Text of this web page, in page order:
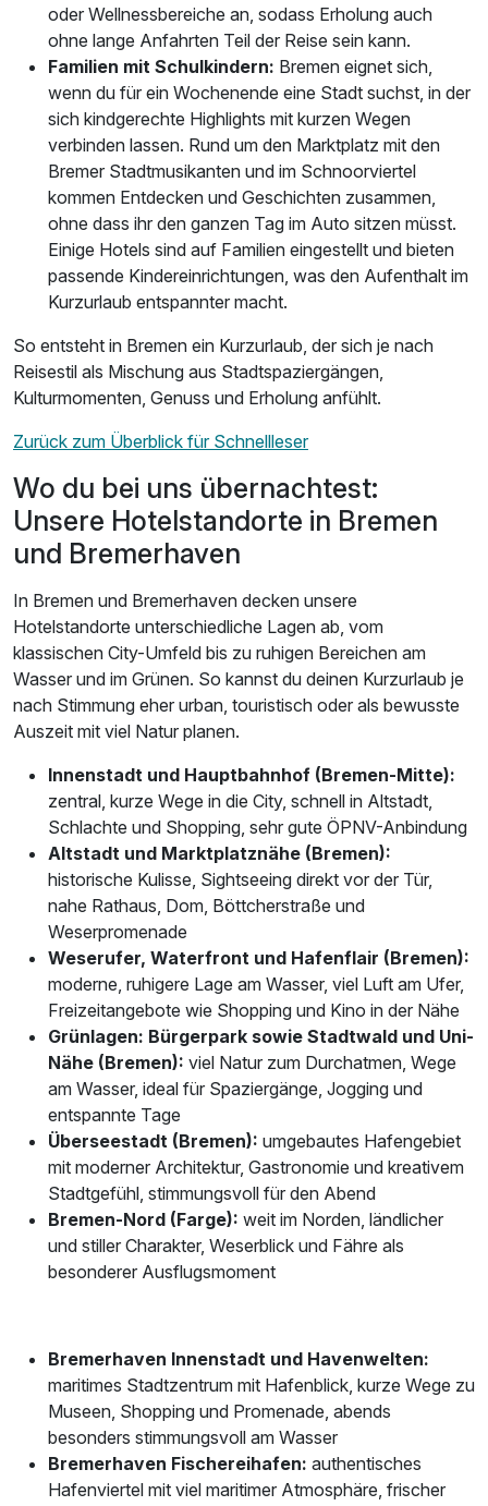
oder Wellnessbereiche an, sodass Erholung auch
ohne lange Anfahrten Teil der Reise sein kann.
Familien mit Schulkindern: Bremen eignet sich,
wenn du für ein Wochenende eine Stadt suchst, in der
sich kindgerechte Highlights mit kurzen Wegen
verbinden lassen. Rund um den Marktplatz mit den
Bremer Stadtmusikanten und im Schnoorviertel
kommen Entdecken und Geschichten zusammen,
ohne dass ihr den ganzen Tag im Auto sitzen müsst.
Einige Hotels sind auf Familien eingestellt und bieten
passende Kindereinrichtungen, was den Aufenthalt im
Kurzurlaub entspannter macht.
So entsteht in Bremen ein Kurzurlaub, der sich je nach
Reisestil als Mischung aus Stadtspaziergängen,
Kulturmomenten, Genuss und Erholung anfühlt.
Zurück zum Überblick für Schnellleser
Wo du bei uns übernachtest:
Unsere Hotelstandorte in Bremen
und Bremerhaven
In Bremen und Bremerhaven decken unsere
Hotelstandorte unterschiedliche Lagen ab, vom
klassischen City-Umfeld bis zu ruhigen Bereichen am
Wasser und im Grünen. So kannst du deinen Kurzurlaub je
nach Stimmung eher urban, touristisch oder als bewusste
Auszeit mit viel Natur planen.
Innenstadt und Hauptbahnhof (Bremen-Mitte):
zentral, kurze Wege in die City, schnell in Altstadt,
Schlachte und Shopping, sehr gute ÖPNV-Anbindung
Altstadt und Marktplatznähe (Bremen):
historische Kulisse, Sightseeing direkt vor der Tür,
nahe Rathaus, Dom, Böttcherstraße und
Weserpromenade
Weserufer, Waterfront und Hafenflair (Bremen):
moderne, ruhigere Lage am Wasser, viel Luft am Ufer,
Freizeitangebote wie Shopping und Kino in der Nähe
Grünlagen: Bürgerpark sowie Stadtwald und Uni-
Nähe (Bremen): viel Natur zum Durchatmen, Wege
am Wasser, ideal für Spaziergänge, Jogging und
entspannte Tage
Überseestadt (Bremen): umgebautes Hafengebiet
mit moderner Architektur, Gastronomie und kreativem
Stadtgefühl, stimmungsvoll für den Abend
Bremen-Nord (Farge): weit im Norden, ländlicher
und stiller Charakter, Weserblick und Fähre als
besonderer Ausflugsmoment
Bremerhaven Innenstadt und Havenwelten:
maritimes Stadtzentrum mit Hafenblick, kurze Wege zu
Museen, Shopping und Promenade, abends
besonders stimmungsvoll am Wasser
Bremerhaven Fischereihafen: authentisches
Hafenviertel mit viel maritimer Atmosphäre, frischer